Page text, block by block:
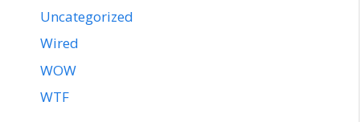
Uncategorized
Wired
WOW
WTF